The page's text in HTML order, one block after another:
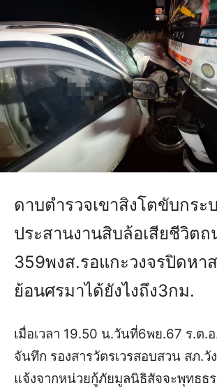
ดาบตำรวจเขาสิงโตขับกระ
ประสานงานสิบล้อเสียชีวิตถ
359พงส.รอแกะวงจรปิดหา
ย้อนศรมาได้ยังไงถึง3กม.
เมื่อเวลา 19.50 น.วันที่6พย.67 ร.ต.
จันทึก รองสารวัตรเวรสอบสวน สภ.วั
แจ้งจากหน่วยกู้ภัยมูลนิธิสัจจะพุทธธ